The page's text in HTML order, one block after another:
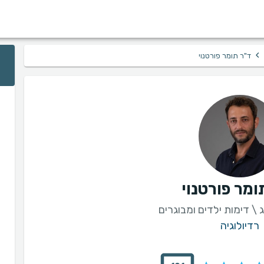
› ד"ר תומר פורטנוי
פורטנוי
\ דימות ילדים ומבוגרים
רדיולוגיה